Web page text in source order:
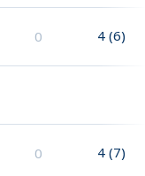
0 4 (6)
0 4 (7)